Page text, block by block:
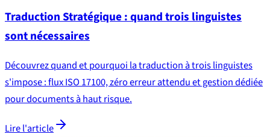
Traduction Stratégique : quand trois linguistes
sont nécessaires
Découvrez quand et pourquoi la traduction à trois linguistes
s'impose : flux ISO 17100, zéro erreur attendu et gestion dédiée
pour documents à haut risque.
Lire l'article